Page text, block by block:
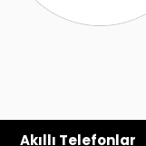
Akıllı Telefonlar